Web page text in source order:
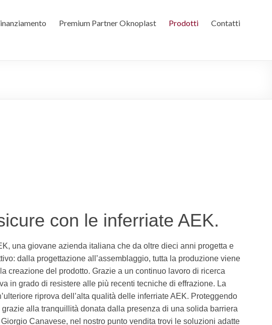
Premium Partner Oknoplast Prodotti Contatti
con le inferriate AEK.
una giovane azienda italiana che da oltre dieci anni progetta e
dalla progettazione all’assemblaggio, tutta la produzione viene
creazione del prodotto. Grazie a un continuo lavoro di ricerca
in grado di resistere alle più recenti tecniche di effrazione. La
riprova dell’alta qualità delle inferriate AEK. Proteggendo
alla tranquillità donata dalla presenza di una solida barriera
Canavese, nel nostro punto vendita trovi le soluzioni adatte